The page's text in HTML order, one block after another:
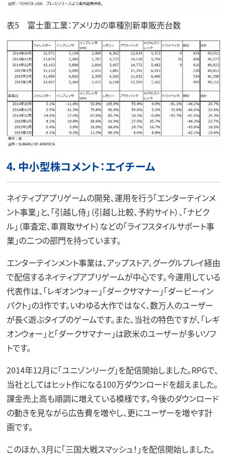
表5 富士重工業：アメリカの車種別新車販売台数
4．中小型株コメント：エイチーム
ネイティブアプリゲームの開発、運用を行う「エンターテインメ
ント事業」と、「引越し侍」（引越し比較、予約サイト）、「ナビク
ル」（車査定、車買取サイト）などの「ライフスタイルサポート事
業」の二つの部門を持っています。
エンターテインメント事業は、アップストア、グーグルプレイ経由
で配信するネイティブアプリゲームが中心です。今運用している
代表作は、「レギオンウォー」「ダークサマナー」「ダービーイン
パクト」の3作です。いわゆる大作ではなく、数万人のユーザー
が長く遊ぶタイプのゲームです。また、当社の特色ですが、「レギ
オンウォー」と「ダークサマナー」は欧米のユーザーが多いソフ
トです。
2014年12月に「ユニゾンリーグ」を配信開始しました。RPGで、
当社としてはヒット作になる100万ダウンロードを超えました。
課金売上高も順調に増えている模様です。今後のダウンロード
の動きを見ながら広告費を増やし、更にユーザーを増やす計
画です。
このほか、3月に「三国大戦スマッシュ！」を配信開始しました。